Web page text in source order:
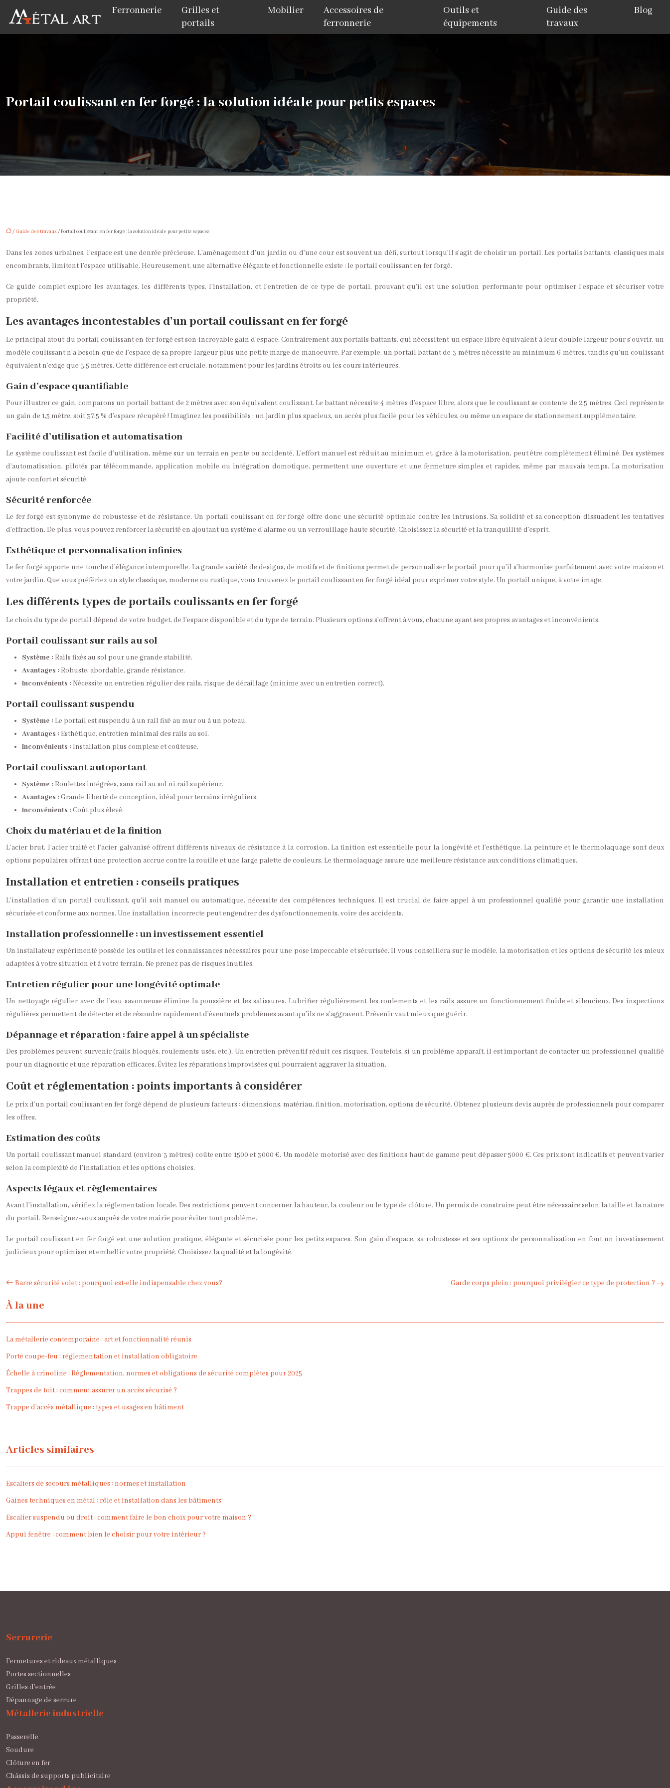
Ferronnerie
Grilles et
portails
Mobilier
Accessoires de
ferronnerie
Outils et
équipements
Guide des
travaux
Blog
Portail coulissant en fer forgé : la solution idéale pour petits espaces
/ Guide des travaux/ Portail coulissant en fer forgé : la solution idéale pour petits espaces
Dans les zones urbaines, l’espace est une denrée précieuse. L’aménagement d’un jardin ou d’une cour est souvent un défi, surtout lorsqu’il s’agit de choisir un portail. Les portails battants, classiques mais
encombrants, limitent l’espace utilisable. Heureusement, une alternative élégante et fonctionnelle existe : le portail coulissant en fer forgé.
Ce guide complet explore les avantages, les différents types, l’installation, et l’entretien de ce type de portail, prouvant qu’il est une solution performante pour optimiser l’espace et sécuriser votre
propriété.
Les avantages incontestables d’un portail coulissant en fer forgé
Le principal atout du portail coulissant en fer forgé est son incroyable gain d’espace. Contrairement aux portails battants, qui nécessitent un espace libre équivalent à leur double largeur pour s’ouvrir, un
modèle coulissant n’a besoin que de l’espace de sa propre largeur plus une petite marge de manoeuvre. Par exemple, un portail battant de 3 mètres nécessite au minimum 6 mètres, tandis qu’un coulissant
équivalent n’exige que 3,5 mètres. Cette différence est cruciale, notamment pour les jardins étroits ou les cours intérieures.
Gain d’espace quantifiable
Pour illustrer ce gain, comparons un portail battant de 2 mètres avec son équivalent coulissant. Le battant nécessite 4 mètres d’espace libre, alors que le coulissant se contente de 2,5 mètres. Ceci représente
un gain de 1,5 mètre, soit 37,5 % d’espace récupéré ! Imaginez les possibilités : un jardin plus spacieux, un accès plus facile pour les véhicules, ou même un espace de stationnement supplémentaire.
Facilité d’utilisation et automatisation
Le système coulissant est facile d’utilisation, même sur un terrain en pente ou accidenté. L’effort manuel est réduit au minimum et, grâce à la motorisation, peut être complètement éliminé. Des systèmes
d’automatisation, pilotés par télécommande, application mobile ou intégration domotique, permettent une ouverture et une fermeture simples et rapides, même par mauvais temps. La motorisation
ajoute confort et sécurité.
Sécurité renforcée
Le fer forgé est synonyme de robustesse et de résistance. Un portail coulissant en fer forgé offre donc une sécurité optimale contre les intrusions. Sa solidité et sa conception dissuadent les tentatives
d’effraction. De plus, vous pouvez renforcer la sécurité en ajoutant un système d’alarme ou un verrouillage haute sécurité. Choisissez la sécurité et la tranquillité d’esprit.
Esthétique et personnalisation infinies
Le fer forgé apporte une touche d’élégance intemporelle. La grande variété de designs, de motifs et de finitions permet de personnaliser le portail pour qu’il s’harmonise parfaitement avec votre maison et
votre jardin. Que vous préfériez un style classique, moderne ou rustique, vous trouverez le portail coulissant en fer forgé idéal pour exprimer votre style. Un portail unique, à votre image.
Les différents types de portails coulissants en fer forgé
Le choix du type de portail dépend de votre budget, de l’espace disponible et du type de terrain. Plusieurs options s’offrent à vous, chacune ayant ses propres avantages et inconvénients.
Portail coulissant sur rails au sol
Système : Rails fixés au sol pour une grande stabilité.
Avantages : Robuste, abordable, grande résistance.
Inconvénients : Nécessite un entretien régulier des rails, risque de déraillage (minime avec un entretien correct).
Portail coulissant suspendu
Système : Le portail est suspendu à un rail fixé au mur ou à un poteau.
Avantages : Esthétique, entretien minimal des rails au sol.
Inconvénients : Installation plus complexe et coûteuse.
Portail coulissant autoportant
Système : Roulettes intégrées, sans rail au sol ni rail supérieur.
Avantages : Grande liberté de conception, idéal pour terrains irréguliers.
Inconvénients : Coût plus élevé.
Choix du matériau et de la finition
L’acier brut, l’acier traité et l’acier galvanisé offrent différents niveaux de résistance à la corrosion. La finition est essentielle pour la longévité et l’esthétique. La peinture et le thermolaquage sont deux
options populaires offrant une protection accrue contre la rouille et une large palette de couleurs. Le thermolaquage assure une meilleure résistance aux conditions climatiques.
Installation et entretien : conseils pratiques
L’installation d’un portail coulissant, qu’il soit manuel ou automatique, nécessite des compétences techniques. Il est crucial de faire appel à un professionnel qualifié pour garantir une installation
sécurisée et conforme aux normes. Une installation incorrecte peut engendrer des dysfonctionnements, voire des accidents.
Installation professionnelle : un investissement essentiel
Un installateur expérimenté possède les outils et les connaissances nécessaires pour une pose impeccable et sécurisée. Il vous conseillera sur le modèle, la motorisation et les options de sécurité les mieux
adaptées à votre situation et à votre terrain. Ne prenez pas de risques inutiles.
Entretien régulier pour une longévité optimale
Un nettoyage régulier avec de l’eau savonneuse élimine la poussière et les salissures. Lubrifier régulièrement les roulements et les rails assure un fonctionnement fluide et silencieux. Des inspections
régulières permettent de détecter et de résoudre rapidement d’éventuels problèmes avant qu’ils ne s’aggravent. Prévenir vaut mieux que guérir.
Dépannage et réparation : faire appel à un spécialiste
Des problèmes peuvent survenir (rails bloqués, roulements usés, etc.). Un entretien préventif réduit ces risques. Toutefois, si un problème apparaît, il est important de contacter un professionnel qualifié
pour un diagnostic et une réparation efficaces. Évitez les réparations improvisées qui pourraient aggraver la situation.
Coût et réglementation : points importants à considérer
Le prix d’un portail coulissant en fer forgé dépend de plusieurs facteurs : dimensions, matériau, finition, motorisation, options de sécurité. Obtenez plusieurs devis auprès de professionnels pour comparer
les offres.
Estimation des coûts
Un portail coulissant manuel standard (environ 3 mètres) coûte entre 1500 et 3000 €. Un modèle motorisé avec des finitions haut de gamme peut dépasser 5000 €. Ces prix sont indicatifs et peuvent varier
selon la complexité de l’installation et les options choisies.
Aspects légaux et règlementaires
Avant l’installation, vérifiez la réglementation locale. Des restrictions peuvent concerner la hauteur, la couleur ou le type de clôture. Un permis de construire peut être nécessaire selon la taille et la nature
du portail. Renseignez-vous auprès de votre mairie pour éviter tout problème.
Le portail coulissant en fer forgé est une solution pratique, élégante et sécurisée pour les petits espaces. Son gain d’espace, sa robustesse et ses options de personnalisation en font un investissement
judicieux pour optimiser et embellir votre propriété. Choisissez la qualité et la longévité.
Barre sécurité volet : pourquoi est-elle indispensable chez vous? Garde corps plein : pourquoi privilégier ce type de protection ?
À la une
La métallerie contemporaine : art et fonctionnalité réunis
Porte coupe-feu : réglementation et installation obligatoire
Échelle à crinoline : Réglementation, normes et obligations de sécurité complètes pour 2025
Trappes de toit : comment assurer un accès sécurisé ?
Trappe d’accès métallique : types et usages en bâtiment
Articles similaires
Escaliers de secours métalliques : normes et installation
Gaines techniques en métal : rôle et installation dans les bâtiments
Escalier suspendu ou droit : comment faire le bon choix pour votre maison ?
Appui fenêtre : comment bien le choisir pour votre intérieur ?
Serrurerie
Fermetures et rideaux métalliques
Portes sectionnelles
Grilles d’entrée
Dépannage de serrure
Métallerie industrielle
Passerelle
Soudure
Clôture en fer
Châssis de supports publicitaire